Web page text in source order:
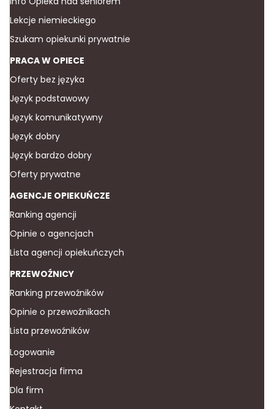
Lekcje niemieckiego
Szukam opiekunki prywatnie
PRACA W OPIECE
Oferty bez języka
Język podstawowy
Język komunikatywny
Język dobry
Język bardzo dobry
Oferty prywatne
AGENCJE OPIEKUŃCZE
Ranking agencji
Opinie o agencjach
Lista agencji opiekuńczych
PRZEWOŹNICY
Ranking przewoźników
Opinie o przewoźnikach
Lista przewoźników
Logowanie
Rejestracja firma
Dla firm